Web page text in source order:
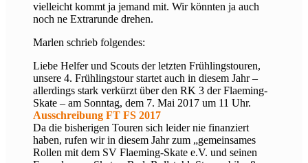
vielleicht kommt ja jemand mit. Wir könnten ja auch
noch ne Extrarunde drehen.
Marlen schrieb folgendes:
Liebe Helfer und Scouts der letzten Frühlingstouren,
unsere 4. Frühlingstour startet auch in diesem Jahr –
allerdings stark verkürzt über den RK 3 der Flaeming-
Skate – am Sonntag, dem 7. Mai 2017 um 11 Uhr.
Ausschreibung FT FS 2017
Da die bisherigen Touren sich leider nie finanziert
haben, rufen wir in diesem Jahr zum „gemeinsames
Rollen mit dem SV Flaeming-Skate e.V. und seinen